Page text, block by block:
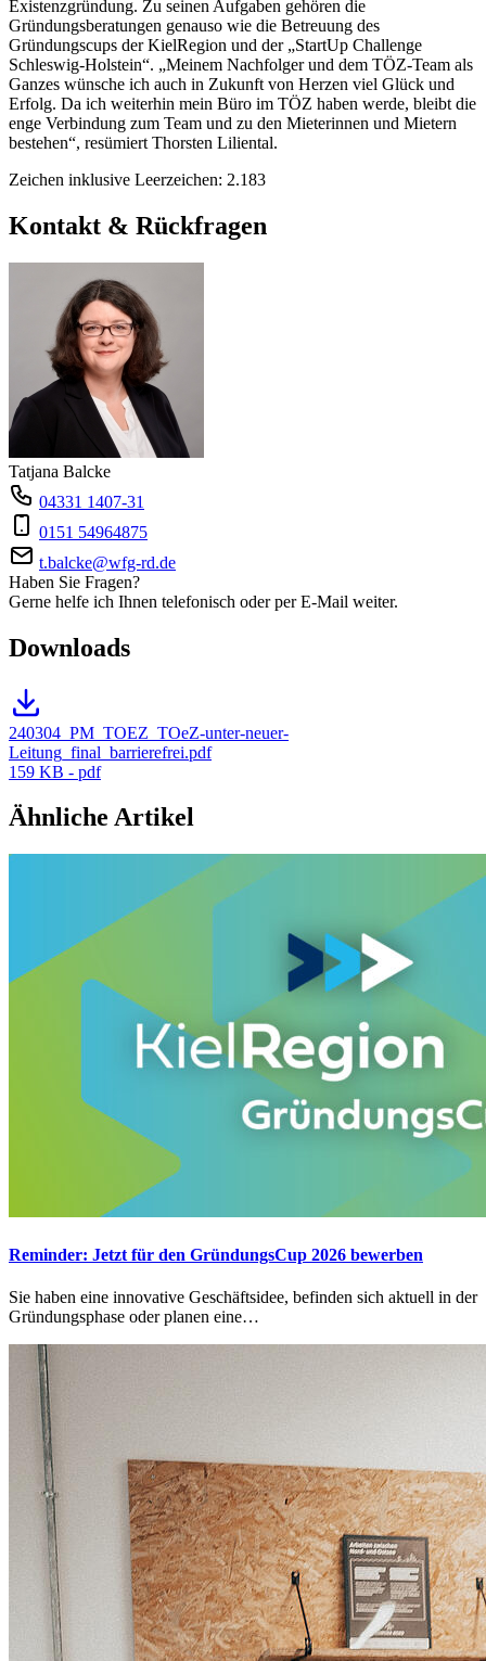
Existenzgründung. Zu seinen Aufgaben gehören die
Gründungsberatungen genauso wie die Betreuung des
Gründungscups der KielRegion und der „StartUp Challenge
Schleswig-Holstein“. „Meinem Nachfolger und dem TÖZ-Team als
Ganzes wünsche ich auch in Zukunft von Herzen viel Glück und
Erfolg. Da ich weiterhin mein Büro im TÖZ haben werde, bleibt die
enge Verbindung zum Team und zu den Mieterinnen und Mietern
bestehen“, resümiert Thorsten Liliental.
Zeichen inklusive Leerzeichen: 2.183
Kontakt & Rückfragen
Tatjana Balcke
04331 1407-31
0151 54964875
t.balcke@wfg-rd.de
Haben Sie Fragen?
Gerne helfe ich Ihnen telefonisch oder per E-Mail weiter.
Downloads
240304_PM_TOEZ_TOeZ-unter-neuer-
Leitung_final_barrierefrei.pdf
159 KB - pdf
Ähnliche Artikel
Reminder: Jetzt für den GründungsCup 2026 bewerben
Sie haben eine innovative Geschäftsidee, befinden sich aktuell in der
Gründungsphase oder planen eine…